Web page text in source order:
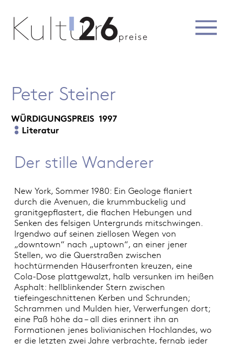
Peter Steiner
WÜRDIGUNGSPREIS 1997
Literatur
Der stille Wanderer
New York, Sommer 1980: Ein Geologe flaniert
durch die Avenuen, die krummbuckelig und
granitgepflastert, die flachen Hebungen und
Senken des felsigen Untergrunds mitschwingen.
Irgendwo auf seinen ziellosen Wegen von
„downtown“ nach „uptown“, an einer jener
Stellen, wo die Querstraßen zwischen
hochtürmenden Häuserfronten kreuzen, eine
Cola-Dose plattgewalzt, halb versunken im heißen
Asphalt: hellblinkender Stern zwischen
tiefeingeschnittenen Kerben und Schrunden;
Schrammen und Mulden hier, Verwerfungen dort;
eine Paß höhe da – all dies erinnert ihn an
Formationen jenes bolivianischen Hochlandes, wo
er die letzten zwei Jahre verbrachte, fernab jeder